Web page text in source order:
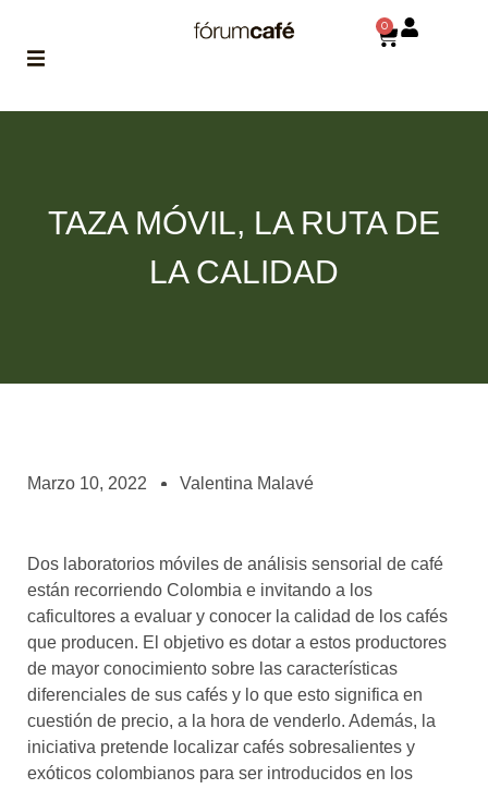
BLOG
asociados
el café siempre tiene
algo nuevo que
enseñarnos
BOLSA DE TRABAJO
¡te imaginas vivir de tu pasión
por el café?
CONTACTO
¡queremos saber
0
TAZA MÓVIL, LA RUTA DE
LA CALIDAD
Marzo 10, 2022 Valentina Malavé
Dos laboratorios móviles de análisis sensorial de café
están recorriendo Colombia e invitando a los
caficultores a evaluar y conocer la calidad de los cafés
que producen. El objetivo es dotar a estos productores
de mayor conocimiento sobre las características
diferenciales de sus cafés y lo que esto significa en
cuestión de precio, a la hora de venderlo. Además, la
iniciativa pretende localizar cafés sobresalientes y
exóticos colombianos para ser introducidos en los